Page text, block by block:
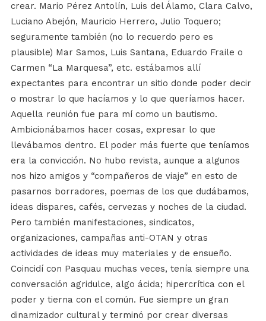
crear. Mario Pérez Antolín, Luis del Álamo, Clara Calvo,
Luciano Abejón, Mauricio Herrero, Julio Toquero;
seguramente también (no lo recuerdo pero es
plausible) Mar Samos, Luis Santana, Eduardo Fraile o
Carmen “La Marquesa”, etc. estábamos allí
expectantes para encontrar un sitio donde poder decir
o mostrar lo que hacíamos y lo que queríamos hacer.
Aquella reunión fue para mí como un bautismo.
Ambicionábamos hacer cosas, expresar lo que
llevábamos dentro. El poder más fuerte que teníamos
era la convicción. No hubo revista, aunque a algunos
nos hizo amigos y “compañeros de viaje” en esto de
pasarnos borradores, poemas de los que dudábamos,
ideas dispares, cafés, cervezas y noches de la ciudad.
Pero también manifestaciones, sindicatos,
organizaciones, campañas anti-OTAN y otras
actividades de ideas muy materiales y de ensueño.
Coincidí con Pasquau muchas veces, tenía siempre una
conversación agridulce, algo ácida; hipercrítica con el
poder y tierna con el común. Fue siempre un gran
dinamizador cultural y terminó por crear diversas